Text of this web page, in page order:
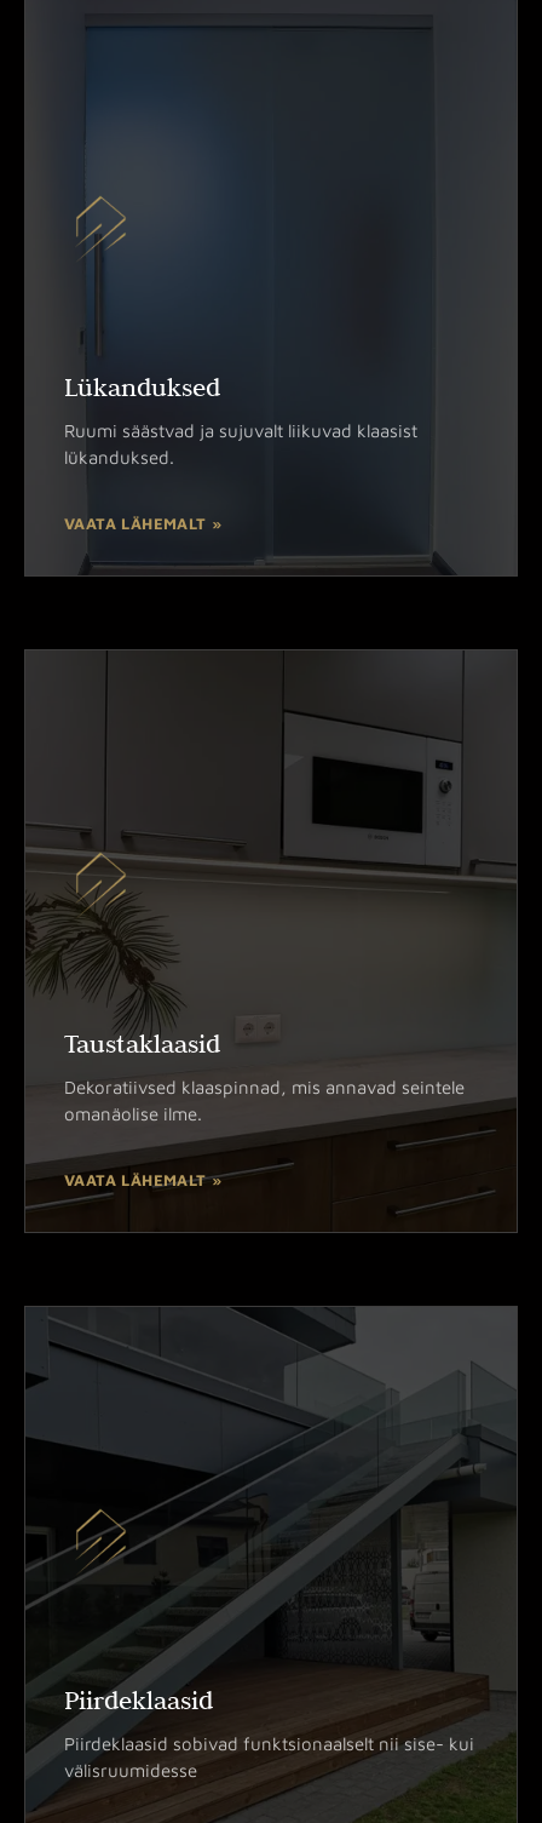
Lükanduksed
Ruumi säästvad ja sujuvalt liikuvad klaasist
lükanduksed.
VAATA LÄHEMALT »
Taustaklaasid
Dekoratiivsed klaaspinnad, mis annavad seintele
omanäolise ilme.
VAATA LÄHEMALT »
Piirdeklaasid
Piirdeklaasid sobivad funktsionaalselt nii sise- kui
välisruumidesse